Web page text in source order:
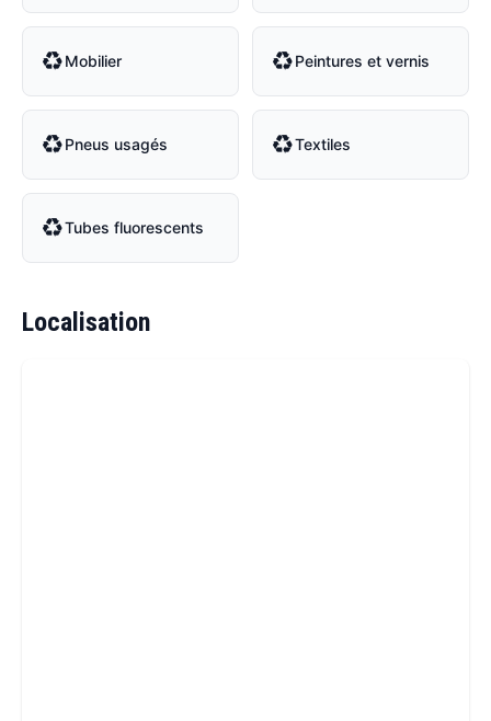
♻Mobilier ♻Peintures et vernis
♻Pneus usagés ♻Textiles
♻Tubes fluorescents
Localisation